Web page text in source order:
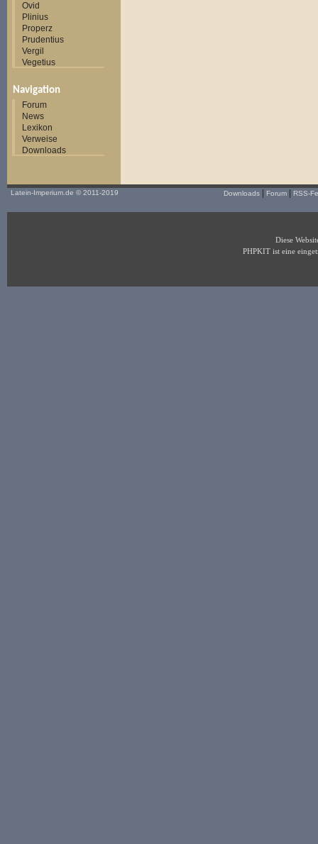
Ovid
Plinius
Properz
Prudentius
Vergil
Vegetius
Navigation
Forum
News
Lexikon
Verweise
Downloads
Latein-Imperium.de © 2011-2019 Downloads Forum RSS-
Diese
PHPKIT ist eine